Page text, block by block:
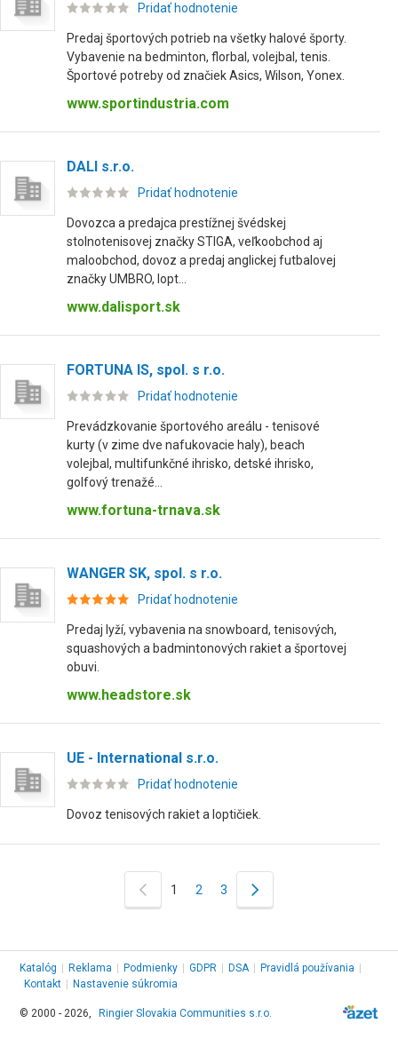
Pridať hodnotenie
Predaj športových potrieb na všetky halové športy.
Vybavenie na bedminton, florbal, volejbal, tenis.
Športové potreby od značiek Asics, Wilson, Yonex.
www.sportindustria.com
DALI s.r.o.
Pridať hodnotenie
Dovozca a predajca prestížnej švédskej
stolnotenisovej značky STIGA, veľkoobchod aj
maloobchod, dovoz a predaj anglickej futbalovej
značky UMBRO, lopt...
www.dalisport.sk
FORTUNA IS, spol. s r.o.
Pridať hodnotenie
Prevádzkovanie športového areálu - tenisové
kurty (v zime dve nafukovacie haly), beach
volejbal, multifunkčné ihrisko, detské ihrisko,
golfový trenažé...
www.fortuna-trnava.sk
WANGER SK, spol. s r.o.
Pridať hodnotenie
Predaj lyží, vybavenia na snowboard, tenisových,
squashových a badmintonových rakiet a športovej
obuvi.
www.headstore.sk
UE - International s.r.o.
Pridať hodnotenie
Dovoz tenisových rakiet a loptičiek.
1 2 3
Katalóg Reklama Podmienky GDPR DSA Pravidlá používania
Kontakt
Nastavenie súkromia
© 2000 - 2026, Ringier Slovakia Communities s.r.o.